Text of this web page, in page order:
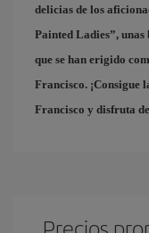
delicias de los
Painted Ladies”, unas
que se han erigido
Francisco. ¡Consigue
Francisco y disfruta